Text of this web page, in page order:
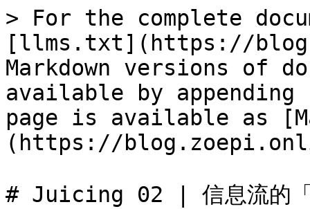
> For the complete
[llms.txt](https://
Markdown versions of
available by
page is available as
(https://
# Juicing 02 | 信息流的「